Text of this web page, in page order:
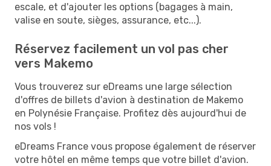
escale, et d'ajouter les options (bagages à main,
valise en soute, sièges, assurance, etc...).
Réservez facilement un vol pas cher
vers Makemo
Vous trouverez sur eDreams une large sélection
d'offres de billets d'avion à destination de Makemo
en Polynésie Française. Profitez dès aujourd'hui de
nos vols !
eDreams France vous propose également de réserver
votre hôtel en même temps que votre billet d'avion.